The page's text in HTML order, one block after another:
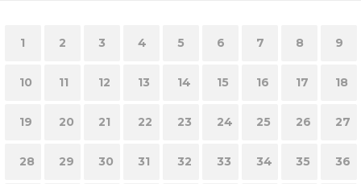
1 2 3 4 5 6 7 8 9
10 11 12 13 14 15 16 17 18
19 20 21 22 23 24 25 26 27
28 29 30 31 32 33 34 35 36